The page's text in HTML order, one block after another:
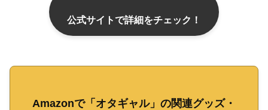
公式サイトで詳細をチェック！
Amazonで「オタギャル」の関連グッズ・